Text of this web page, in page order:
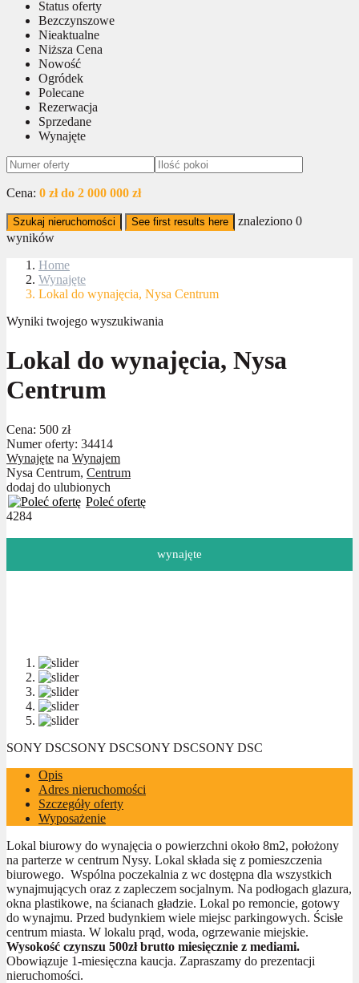
Status oferty
Bezczynszowe
Nieaktualne
Niższa Cena
Nowość
Ogródek
Polecane
Rezerwacja
Sprzedane
Wynajęte
Cena: 0 zł do 2 000 000 zł
Szukaj nieruchomości See first results here znaleziono 0
wyników
Home
Wynajęte
Lokal do wynajęcia, Nysa Centrum
Wyniki twojego wyszukiwania
Lokal do wynajęcia, Nysa
Centrum
Cena: 500 zł
Numer oferty: 34414
Wynajęte na Wynajem
Nysa Centrum, Centrum
dodaj do ulubionych
Poleć ofertę
4284
wynajęte
SONY DSCSONY DSCSONY DSCSONY DSC
Opis
Adres nieruchomości
Szczegóły oferty
Wyposażenie
Lokal biurowy do wynajęcia o powierzchni około 8m2, położony
na parterze w centrum Nysy. Lokal składa się z pomieszczenia
biurowego. Wspólna poczekalnia z wc dostępna dla wszystkich
wynajmujących oraz z zapleczem socjalnym. Na podłogach glazura,
okna plastikowe, na ścianach gładzie. Lokal po remoncie, gotowy
do wynajmu. Przed budynkiem wiele miejsc parkingowych. Ścisłe
centrum miasta. W lokalu prąd, woda, ogrzewanie miejskie.
Wysokość czynszu 500zł brutto miesięcznie z mediami.
Obowiązuje 1-miesięczna kaucja. Zapraszamy do prezentacji
nieruchomości.